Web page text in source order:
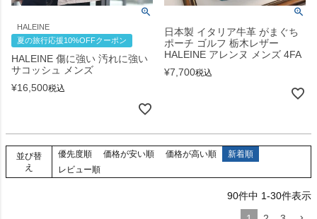
HALEINE
夏の旅行応援10%OFFクーポン
HALEINE 傷に強い 汚れに強い
サコッシュ メンズ
¥16,500税込
日本製 イタリア牛革 がまぐち
ポーチ ゴルフ 栃木レザー
HALEINE アレンヌ メンズ 4FA
¥7,700税込
並び替
え
優先度順 価格が安い順 価格が高い順
新着順
レビュー順
90件中 1-30件表示